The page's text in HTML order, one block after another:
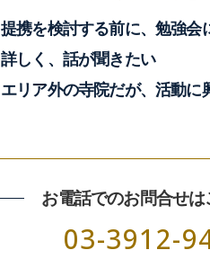
提携を検討する前に、勉強会
詳しく、話が聞きたい
エリア外の寺院だが、活動に
お電話でのお問合せは
03-3912-